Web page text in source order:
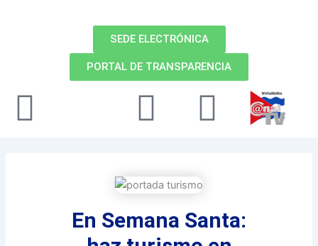
SEDE ELECTRÓNICA
PORTAL DE TRANSPARENCIA
FacebookYoutube
En Semana Santa: